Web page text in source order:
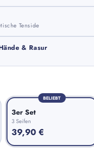
Tenside
& Rasur
BELIEBT
3er Set
3 Seifen
39,90 €